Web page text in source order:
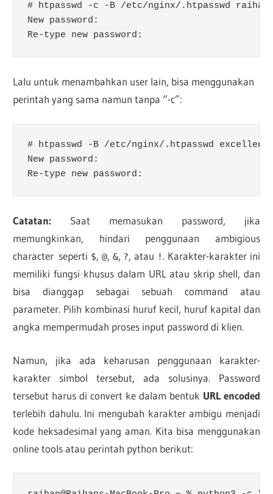
# htpasswd -c -B /etc/nginx/.htpasswd raihan
New password:
Re-type new password:
Lalu untuk menambahkan user lain, bisa menggunakan
perintah yang sama namun tanpa “-c”:
# htpasswd -B /etc/nginx/.htpasswd excellent
New password:
Re-type new password:
Catatan: Saat memasukan password, jika
memungkinkan, hindari penggunaan ambigious
character seperti $, @, &, ?, atau ! . Karakter-karakter ini
memiliki fungsi khusus dalam URL atau skrip shell, dan
bisa dianggap sebagai sebuah command atau
parameter. Pilih kombinasi huruf kecil, huruf kapital dan
angka mempermudah proses input password di klien.
Namun, jika ada keharusan penggunaan karakter-
karakter simbol tersebut, ada solusinya. Password
tersebut harus di convert ke dalam bentuk URL encoded
terlebih dahulu. Ini mengubah karakter ambigu menjadi
kode heksadesimal yang aman. Kita bisa menggunakan
online tools atau perintah python berikut: